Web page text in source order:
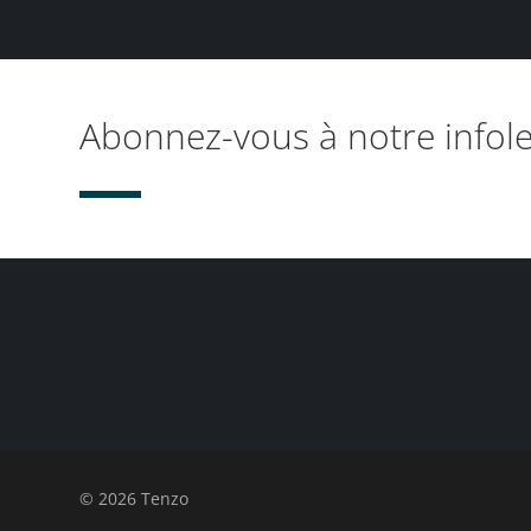
Abonnez-vous à notre
© 2026 Tenzo